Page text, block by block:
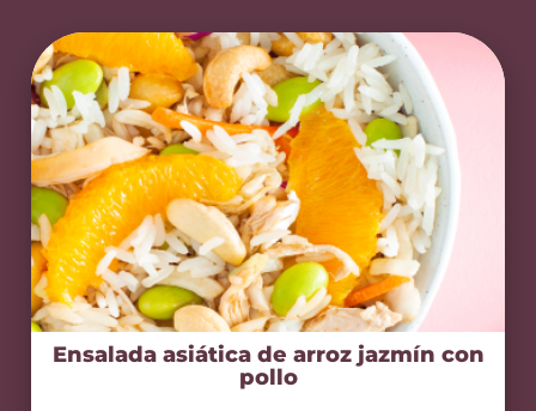
Ensalada asiática de arroz jazmín con
pollo